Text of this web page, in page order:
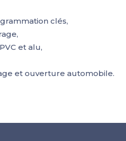
clés,
et alu,
et ouverture automobile.